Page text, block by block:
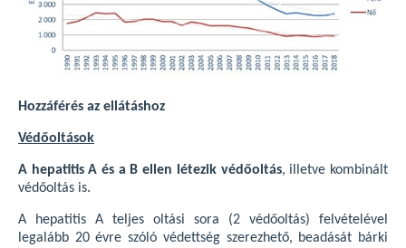
Hozzáférés az ellátáshoz
Védőoltások
A hepatitis A és a B ellen létezik védőoltás, illetve kombinált
védőoltás is.
A hepatitis A teljes oltási sora (2 védőoltás) felvételével
legalább 20 évre szóló védettség szerezhető, beadását bárki